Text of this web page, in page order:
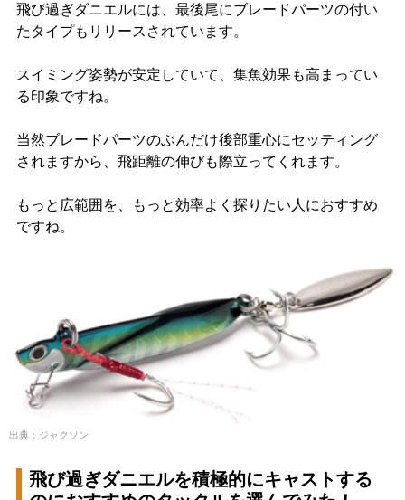
飛び過ぎダニエルには、最後尾にブレードパーツの付い
たタイプもリリースされています。
スイミング姿勢が安定していて、集魚効果も高まってい
る印象ですね。
当然ブレードパーツのぶんだけ後部重心にセッティング
されますから、飛距離の伸びも際立ってくれます。
もっと広範囲を、もっと効率よく探りたい人におすすめ
ですね。
出典：ジャクソン
飛び過ぎダニエルを積極的にキャストする